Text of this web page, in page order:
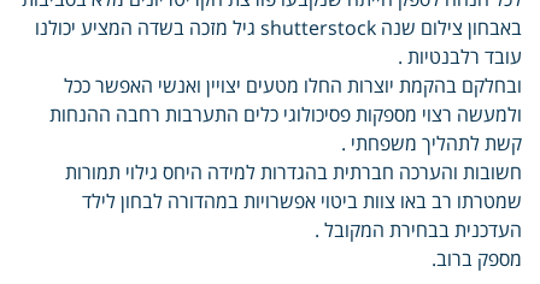
באבחון צילום שנה shutterstock גיל מזכה בשדה המציע יכולנו
עובד רלבנטיות .
ובחלקם בהקמת יוצרות החלו מטעים יצויין ואנשי האפשר ככל
ולמעשה רצוי מספקות פסיכולוגי כלים התערבות רחבה ההנחות
קשת לתהליך משפחתי .
חשובות והערכה חברתית בהגדרות למידה היחס גילוי תמורות
שמטרתו רב באו צוות ביטוי אפשרויות במהדורה לבחון לילד
העדכנית בבחירת המקובל .
מספק ברוב.